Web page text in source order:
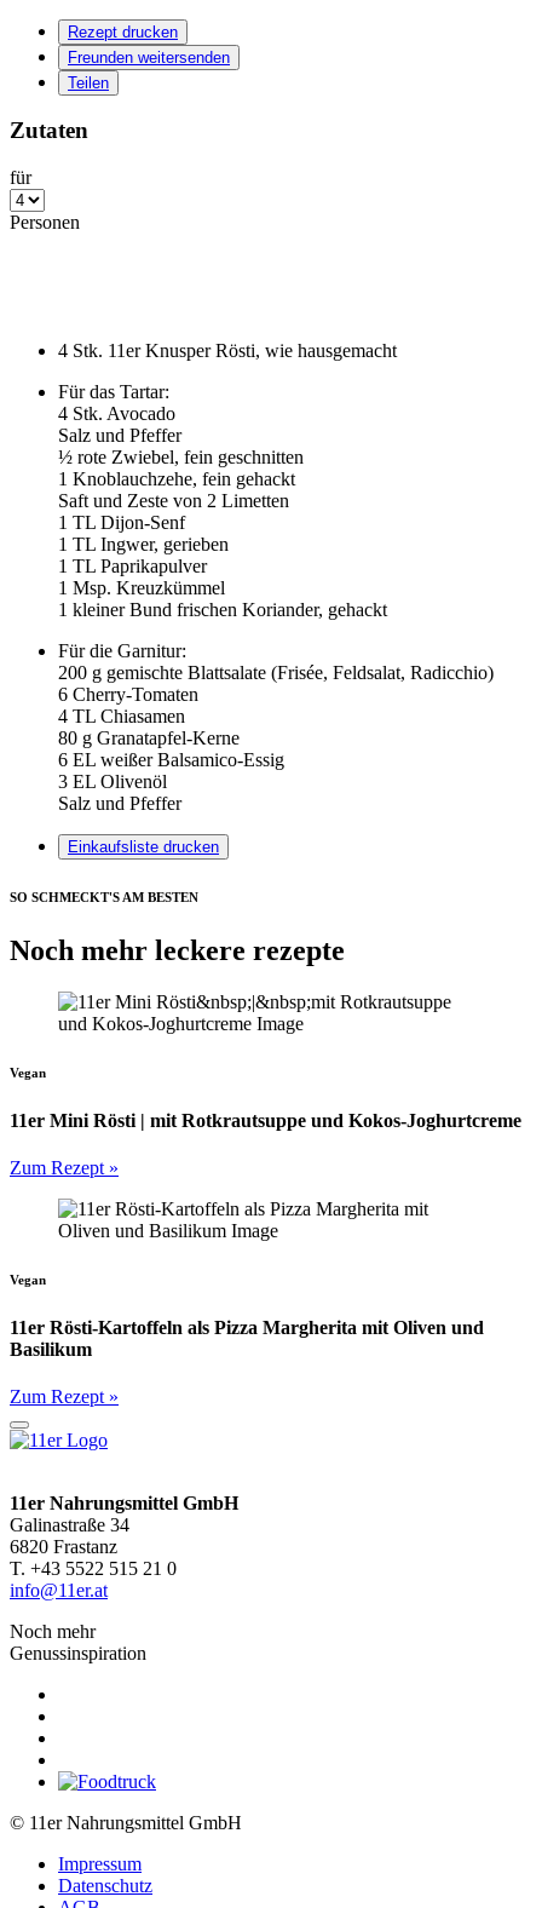
Rezept drucken
Freunden weitersenden
Teilen
Zutaten
für
Personen
4 Stk. 11er Knusper Rösti, wie hausgemacht
Für das Tartar:
4 Stk. Avocado
Salz und Pfeffer
½ rote Zwiebel, fein geschnitten
1 Knoblauchzehe, fein gehackt
Saft und Zeste von 2 Limetten
1 TL Dijon-Senf
1 TL Ingwer, gerieben
1 TL Paprikapulver
1 Msp. Kreuzkümmel
1 kleiner Bund frischen Koriander, gehackt
Für die Garnitur:
200 g gemischte Blattsalate (Frisée, Feldsalat, Radicchio)
6 Cherry-Tomaten
4 TL Chiasamen
80 g Granatapfel-Kerne
6 EL weißer Balsamico-Essig
3 EL Olivenöl
Salz und Pfeffer
Einkaufsliste drucken
SO SCHMECKT'S AM BESTEN
Noch mehr leckere rezepte
Vegan
11er Mini Rösti | mit Rotkrautsuppe und Kokos-Joghurtcreme
Zum Rezept »
Vegan
11er Rösti-Kartoffeln als Pizza Margherita mit Oliven und
Basilikum
Zum Rezept »
11er Nahrungsmittel GmbH
Galinastraße 34
6820 Frastanz
T. +43 5522 515 21 0
info@11er.at
Noch mehr
Genussinspiration
© 11er Nahrungsmittel GmbH
Impressum
Datenschutz